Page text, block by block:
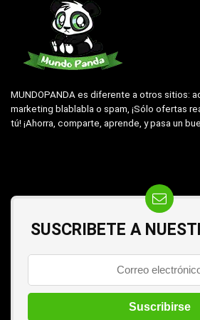
MUNDOPANDA es diferente a otros sitios:
marketing blablabla o spam, ¡Sólo ofertas
tú! ¡Ahorra, comparte, aprende, y pasa un
SUSCRIBETE A